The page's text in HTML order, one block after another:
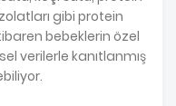
gibi protein
bebeklerin özel
verilerle kanıtlanmış